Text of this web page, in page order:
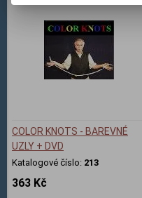
COLOR KNOTS - BAREVNÉ
UZLY + DVD
Katalogové číslo: 213
363 Kč